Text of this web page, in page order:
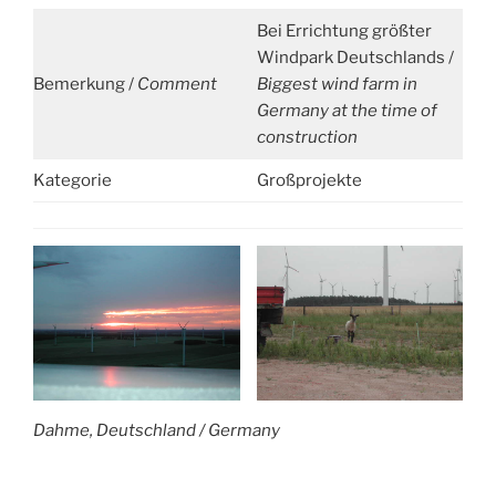
Bemerkung / Comment
Bei Errichtung größter
Windpark Deutschlands /
Biggest wind farm in
Germany at the time of
construction
Kategorie Großprojekte
Dahme, Deutschland /Germany